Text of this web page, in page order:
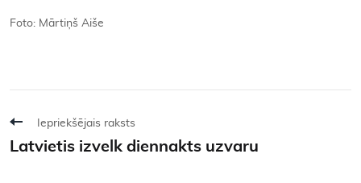
Foto: Mārtiņš Aiše
Iepriekšējais raksts
Latvietis izvelk diennakts uzvaru